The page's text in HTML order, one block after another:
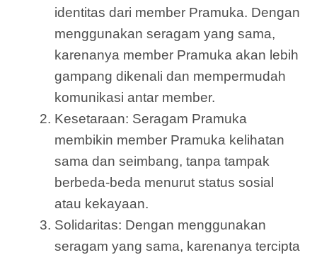
identitas dari member Pramuka. Dengan
menggunakan seragam yang sama,
karenanya member Pramuka akan lebih
gampang dikenali dan mempermudah
komunikasi antar member.
Kesetaraan: Seragam Pramuka
membikin member Pramuka kelihatan
sama dan seimbang, tanpa tampak
berbeda-beda menurut status sosial
atau kekayaan.
Solidaritas: Dengan menggunakan
seragam yang sama, karenanya tercipta